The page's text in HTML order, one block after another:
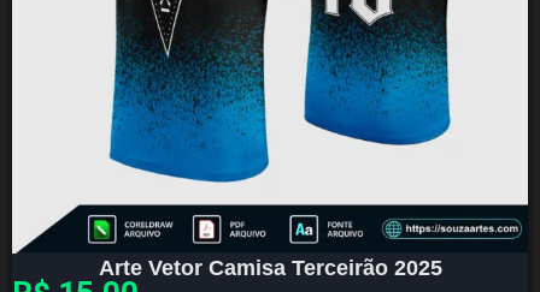
Arte Vetor Camisa Terceirão 2025